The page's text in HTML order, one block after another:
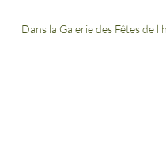
Dans la Galerie des Fêtes de